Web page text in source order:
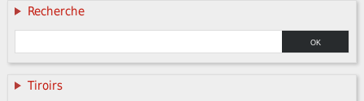
Recherche
Tiroirs